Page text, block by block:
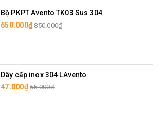
Bộ PKPT Avento TK03 Sus 304
650.000₫ 850.000₫
Dây cấp inox 304 LAvento
47.000₫ 65.000₫